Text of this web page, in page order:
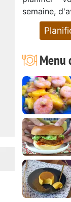
semaine,
Menu